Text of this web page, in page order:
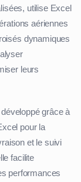
utilise Excel
aériennes
dynamiques
leurs
grâce à
pour la
et le suivi
facilite
performances